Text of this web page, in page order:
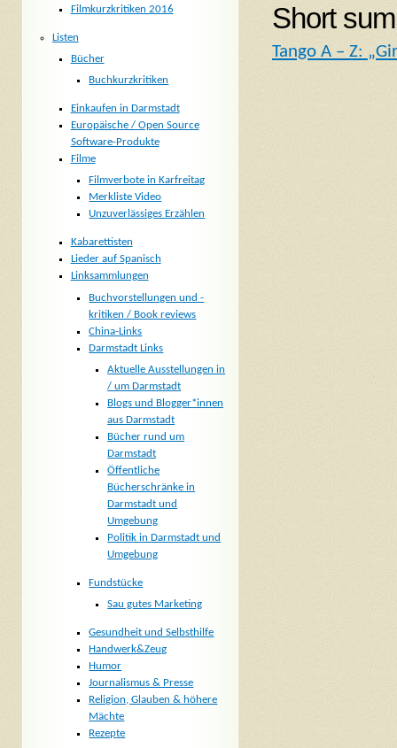
Short
Tango A – Z:
Filmkurzkritiken 2016
Listen
Bücher
Buchkurzkritiken
Einkaufen in Darmstadt
Europäische / Open Source
Software-Produkte
Filme
Filmverbote in Karfreitag
Merkliste Video
Unzuverlässiges Erzählen
Kabarettisten
Lieder auf Spanisch
Linksammlungen
Buchvorstellungen und -
kritiken / Book reviews
China-Links
Darmstadt Links
Aktuelle Ausstellungen in
/ um Darmstadt
Blogs und Blogger*innen
aus Darmstadt
Bücher rund um
Darmstadt
Öffentliche
Bücherschränke in
Darmstadt und
Umgebung
Politik in Darmstadt und
Umgebung
Fundstücke
Sau gutes Marketing
Gesundheit und Selbsthilfe
Handwerk&Zeug
Humor
Journalismus & Presse
Religion, Glauben & höhere
Mächte
Rezepte